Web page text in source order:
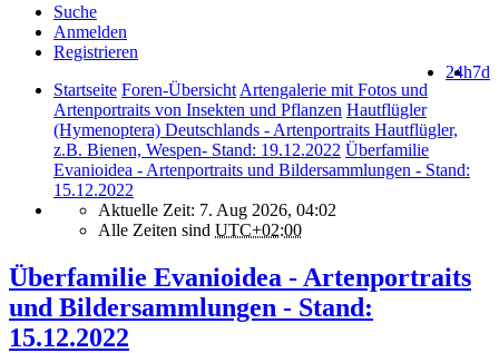
Suche
Anmelden
Registrieren
7d
24h
Startseite Foren-Übersicht Artengalerie mit Fotos und
Artenportraits von Insekten und Pflanzen Hautflügler
(Hymenoptera) Deutschlands - Artenportraits Hautflügler,
z.B. Bienen, Wespen- Stand: 19.12.2022 Überfamilie
Evanioidea - Artenportraits und Bildersammlungen - Stand:
15.12.2022
Aktuelle Zeit: 7. Aug 2026, 04:02
Alle Zeiten sind UTC+02:00
Überfamilie Evanioidea - Artenportraits
und Bildersammlungen - Stand:
15.12.2022